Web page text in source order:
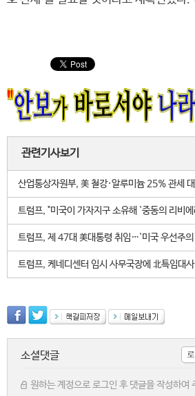
관련기사보기
산업통상자원부, 美 철강·알루미늄 25% 관세
트럼프, "미국이 가자지구 소유해 '중동의 리비
트럼프, 제 47대 美대통령 취임…'미국 우선주
트럼프, 케네디센터 임시 사무국장에 北특임대
소셜댓글
원하는 계정으로 로그인 후 댓글을 작성하여